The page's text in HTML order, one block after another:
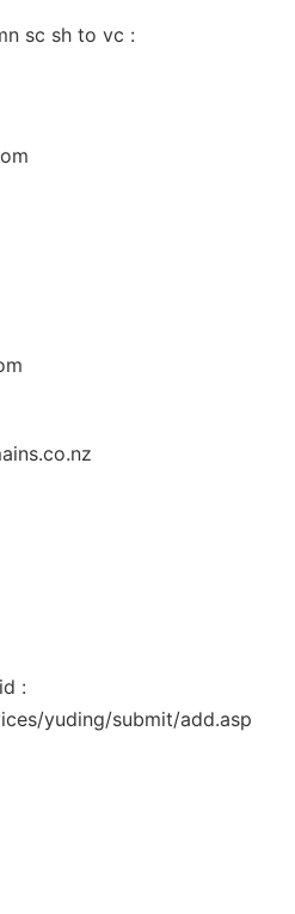
sc sh to vc :
:
yuding/submit/add.asp